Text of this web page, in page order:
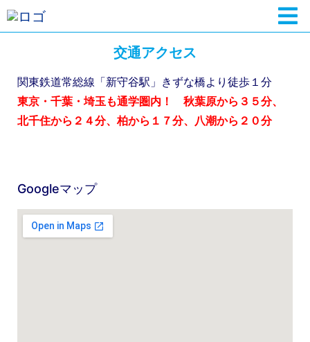
交通アクセス
関東鉄道常総線「新守谷駅」きずな橋より徒歩１分
東京・千葉・埼玉も通学圏内！ 秋葉原から３５分、
北千住から２４分、柏から１７分、八潮から２０分
Googleマップ